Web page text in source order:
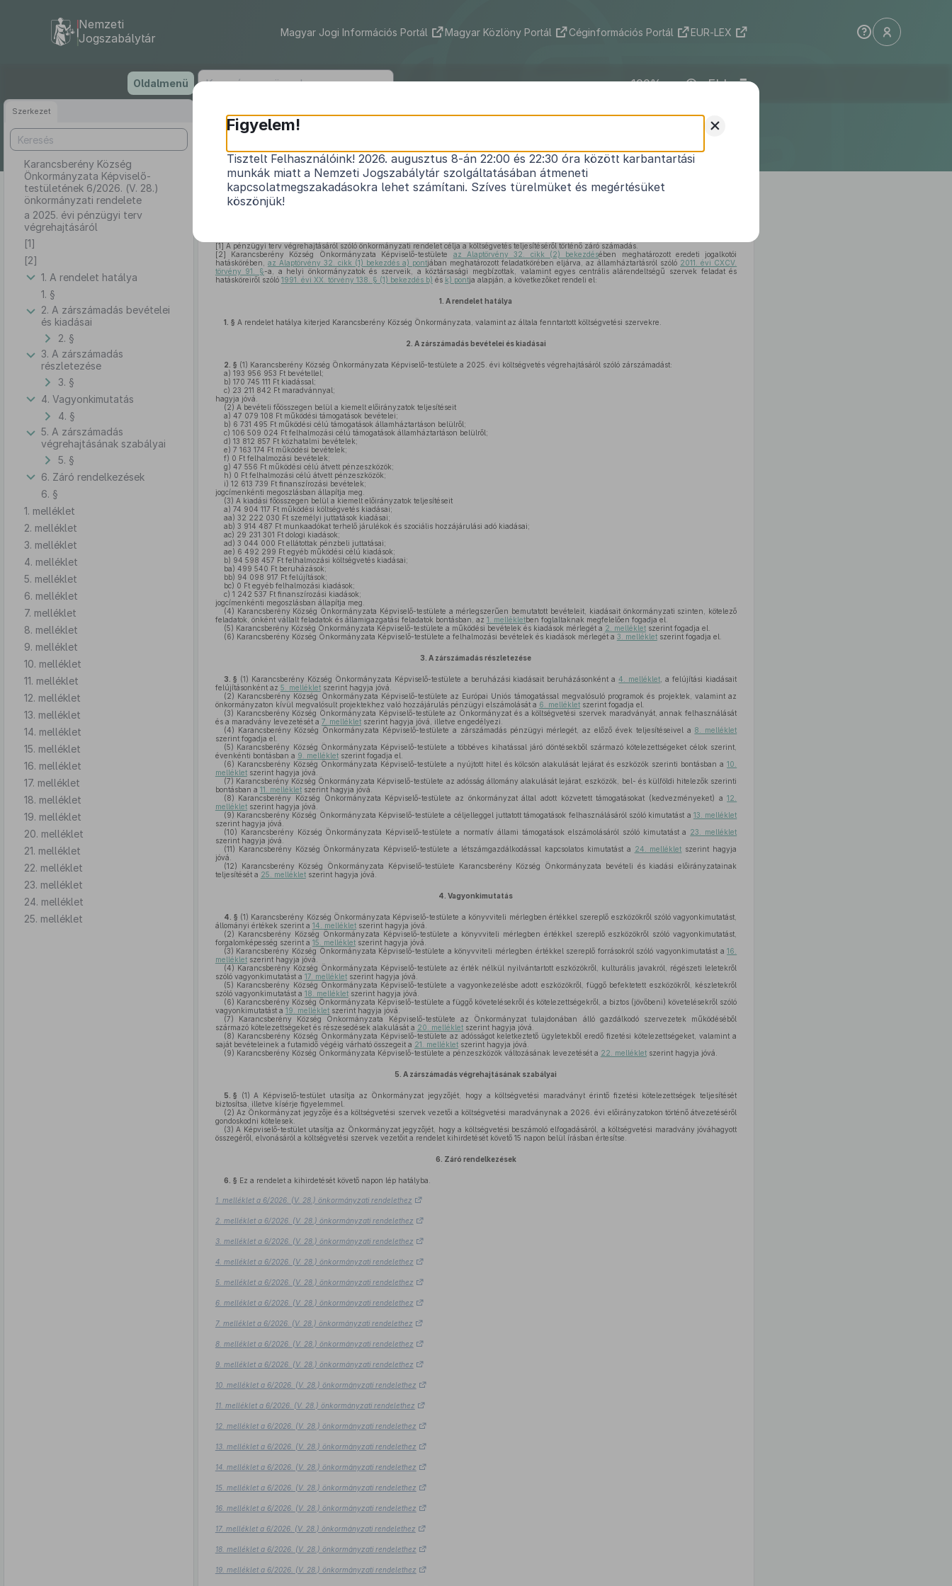
tartalomra
Nemzeti
Jogszabálytár
Magyar Jogi Információs Portál Magyar Közlöny Portál Céginformációs Portál EUR-LEX
Oldalmenü ELI
Szerkezet
Karancsberény Község
Önkormányzata Képviselő-
testületének 6/2026. (V. 28.)
önkormányzati rendelete
a 2025. évi pénzügyi terv
végrehajtásáról
[1]
[2]
1. A rendelet hatálya
1. §
2. A zárszámadás bevételei
és kiadásai
2. §
3. A zárszámadás
részletezése
3. §
4. Vagyonkimutatás
4. §
5. A zárszámadás
végrehajtásának szabályai
5. §
6. Záró rendelkezések
6. §
1. melléklet
2. melléklet
3. melléklet
4. melléklet
5. melléklet
6. melléklet
7. melléklet
8. melléklet
9. melléklet
10. melléklet
11. melléklet
12. melléklet
13. melléklet
14. melléklet
15. melléklet
16. melléklet
17. melléklet
18. melléklet
19. melléklet
20. melléklet
21. melléklet
22. melléklet
23. melléklet
24. melléklet
25. melléklet
Karancsberény Község Önkormányzata Képviselő-
testületének 6/2026. (V. 28.) önkormányzati rendelete
a 2025. évi pénzügyi terv végrehajtásáról
[1] A pénzügyi terv végrehajtásáról szóló önkormányzati rendelet célja a költségvetés teljesítéséről történő záró számadás.
[2] Karancsberény Község Önkormányzata Képviselő-testülete az Alaptörvény 32. cikk (2) bekezdésében meghatározott eredeti jogalkotói
hatáskörében, az Alaptörvény 32. cikk (1) bekezdés a) pontjában meghatározott feladatkörében eljárva, az államháztartásról szóló 2011. évi CXCV.
törvény 91. §-a, a helyi önkormányzatok és szerveik, a köztársasági megbízottak, valamint egyes centrális alárendeltségű szervek feladat és
hatásköreiről szóló 1991. évi XX. törvény 138. § (1) bekezdés b) és k) pontja alapján, a következőket rendeli el:
1. A rendelet hatálya
1. § A rendelet hatálya kiterjed Karancsberény Község Önkormányzata, valamint az általa fenntartott költségvetési szervekre.
2. A zárszámadás bevételei és kiadásai
2. § (1) Karancsberény Község Önkormányzata Képviselő-testülete a 2025. évi költségvetés végrehajtásáról szóló zárszámadást:
a) 193 956 953 Ft bevétellel;
b) 170 745 111 Ft kiadással;
c) 23 211 842 Ft maradvánnyal;
hagyja jóvá.
(2) A bevételi főösszegen belül a kiemelt előirányzatok teljesítéseit
a) 47 079 108 Ft működési támogatások bevételei;
b) 6 731 495 Ft működési célú támogatások államháztartáson belülről;
c) 106 509 024 Ft felhalmozási célú támogatások államháztartáson belülről;
d) 13 812 857 Ft közhatalmi bevételek;
e) 7 163 174 Ft működési bevételek;
f) 0 Ft felhalmozási bevételek;
g) 47 556 Ft működési célú átvett pénzeszközök;
h) 0 Ft felhalmozási célú átvett pénzeszközök;
i) 12 613 739 Ft finanszírozási bevételek;
jogcímenkénti megoszlásban állapítja meg.
(3) A kiadási főösszegen belül a kiemelt előirányzatok teljesítéseit
a) 74 904 117 Ft működési költségvetés kiadásai;
aa) 32 222 030 Ft személyi juttatások kiadásai;
ab) 3 914 487 Ft munkaadókat terhelő járulékok és szociális hozzájárulási adó kiadásai;
ac) 29 231 301 Ft dologi kiadások;
ad) 3 044 000 Ft ellátottak pénzbeli juttatásai;
ae) 6 492 299 Ft egyéb működési célú kiadások;
b) 94 598 457 Ft felhalmozási költségvetés kiadásai;
ba) 499 540 Ft beruházások;
bb) 94 098 917 Ft felújítások;
bc) 0 Ft egyéb felhalmozási kiadások;
c) 1 242 537 Ft finanszírozási kiadások;
jogcímenkénti megoszlásban állapítja meg.
(4) Karancsberény Község Önkormányzata Képviselő-testülete a mérlegszerűen bemutatott bevételeit, kiadásait önkormányzati szinten, kötelező
feladatok, önként vállalt feladatok és államigazgatási feladatok bontásban, az 1. mellékletben foglaltaknak megfelelően fogadja el.
(5) Karancsberény Község Önkormányzata Képviselő-testülete a működési bevételek és kiadások mérlegét a 2. mellékletszerint fogadja el.
(6) Karancsberény Község Önkormányzata Képviselő-testülete a felhalmozási bevételek és kiadások mérlegét a 3. mellékletszerint fogadja el.
3. A zárszámadás részletezése
3. § (1) Karancsberény Község Önkormányzata Képviselő-testülete a beruházási kiadásait beruházásonként a4. melléklet , a felújítási kiadásait
felújításonként az 5. mellékletszerint hagyja jóvá.
(2) Karancsberény Község Önkormányzata Képviselő-testülete az Európai Uniós támogatással megvalósuló programok és projektek, valamint az
önkormányzaton kívül megvalósult projektekhez való hozzájárulás pénzügyi elszámolását a 6. mellékletszerint fogadja el.
(3) Karancsberény Község Önkormányzata Képviselő-testülete az Önkormányzat és a költségvetési szervek maradványát, annak felhasználását
és a maradvány levezetését a 7. mellékletszerint hagyja jóvá, illetve engedélyezi.
(4) Karancsberény Község Önkormányzata Képviselő-testülete a zárszámadás pénzügyi mérlegét, az előző évek teljesítéseivel a 8. melléklet
szerint fogadja el.
(5) Karancsberény Község Önkormányzata Képviselő-testülete a többéves kihatással járó döntésekből származó kötelezettségeket célok szerint,
évenkénti bontásban a 9. mellékletszerint fogadja el.
(6) Karancsberény Község Önkormányzata Képviselő-testülete a nyújtott hitel és kölcsön alakulását lejárat és eszközök szerinti bontásban a10.
mellékletszerint hagyja jóvá.
(7) Karancsberény Község Önkormányzata Képviselő-testülete az adósság állomány alakulását lejárat, eszközök, bel- és külföldi hitelezők szerinti
bontásban a 11. mellékletszerint hagyja jóvá.
(8) Karancsberény Község Önkormányzata Képviselő-testülete az önkormányzat által adott közvetett támogatásokat (kedvezményeket) a12.
mellékletszerint hagyja jóvá.
(9) Karancsberény Község Önkormányzata Képviselő-testülete a céljelleggel juttatott támogatások felhasználásáról szóló kimutatást a 13. melléklet
szerint hagyja jóvá.
(10) Karancsberény Község Önkormányzata Képviselő-testülete a normatív állami támogatások elszámolásáról szóló kimutatást a 23. melléklet
szerint hagyja jóvá.
(11) Karancsberény Község Önkormányzata Képviselő-testülete a létszámgazdálkodással kapcsolatos kimutatást a 24. melléklet szerint hagyja
jóvá.
(12) Karancsberény Község Önkormányzata Képviselő-testülete Karancsberény Község Önkormányzata bevételi és kiadási előirányzatainak
teljesítését a 25. mellékletszerint hagyja jóvá.
4. Vagyonkimutatás
4. § (1) Karancsberény Község Önkormányzata Képviselő-testülete a könyvviteli mérlegben értékkel szereplő eszközökről szóló vagyonkimutatást,
állományi értékek szerint a 14. mellékletszerint hagyja jóvá.
(2) Karancsberény Község Önkormányzata Képviselő-testülete a könyvviteli mérlegben értékkel szereplő eszközökről szóló vagyonkimutatást,
forgalomképesség szerint a 15. mellékletszerint hagyja jóvá.
(3) Karancsberény Község Önkormányzata Képviselő-testülete a könyvviteli mérlegben értékkel szereplő forrásokról szóló vagyonkimutatást a16.
mellékletszerint hagyja jóvá.
(4) Karancsberény Község Önkormányzata Képviselő-testülete az érték nélkül nyilvántartott eszközökről, kulturális javakról, régészeti leletekről
szóló vagyonkimutatást a 17. mellékletszerint hagyja jóvá.
(5) Karancsberény Község Önkormányzata Képviselő-testülete a vagyonkezelésbe adott eszközökről, függő befektetett eszközökről, készletekről
szóló vagyonkimutatást a 18. mellékletszerint hagyja jóvá.
(6) Karancsberény Község Önkormányzata Képviselő-testülete a függő követelésekről és kötelezettségekről, a biztos (jövőbeni) követelésekről szóló
vagyonkimutatást a 19. mellékletszerint hagyja jóvá.
(7) Karancsberény Község Önkormányzata Képviselő-testülete az Önkormányzat tulajdonában álló gazdálkodó szervezetek működéséből
származó kötelezettségeket és részesedések alakulását a 20. mellékletszerint hagyja jóvá.
(8) Karancsberény Község Önkormányzata Képviselő-testülete az adósságot keletkeztető ügyletekből eredő fizetési kötelezettségeket, valamint a
saját bevételeinek a futamidő végéig várható összegeit a 21. mellékletszerint hagyja jóvá.
(9) Karancsberény Község Önkormányzata Képviselő-testülete a pénzeszközök változásának levezetését a 22. mellékletszerint hagyja jóvá.
5. A zárszámadás végrehajtásának szabályai
5. § (1) A Képviselő-testület utasítja az Önkormányzat jegyzőjét, hogy a költségvetési maradványt érintő fizetési kötelezettségek teljesítését
biztosítsa, illetve kísérje figyelemmel.
(2) Az Önkormányzat jegyzője és a költségvetési szervek vezetői a költségvetési maradványnak a 2026. évi előirányzatokon történő átvezetéséről
gondoskodni kötelesek.
(3) A Képviselő-testület utasítja az Önkormányzat jegyzőjét, hogy a költségvetési beszámoló elfogadásáról, a költségvetési maradvány jóváhagyott
összegéről, elvonásáról a költségvetési szervek vezetőit a rendelet kihirdetését követő 15 napon belül írásban értesítse.
6. Záró rendelkezések
6. § Ez a rendelet a kihirdetését követő napon lép hatályba.
1. melléklet a 6/2026. (V. 28.) önkormányzati rendelethez
2. melléklet a 6/2026. (V. 28.) önkormányzati rendelethez
3. melléklet a 6/2026. (V. 28.) önkormányzati rendelethez
4. melléklet a 6/2026. (V. 28.) önkormányzati rendelethez
5. melléklet a 6/2026. (V. 28.) önkormányzati rendelethez
6. melléklet a 6/2026. (V. 28.) önkormányzati rendelethez
7. melléklet a 6/2026. (V. 28.) önkormányzati rendelethez
8. melléklet a 6/2026. (V. 28.) önkormányzati rendelethez
9. melléklet a 6/2026. (V. 28.) önkormányzati rendelethez
10. melléklet a 6/2026. (V. 28.) önkormányzati rendelethez
11. melléklet a 6/2026. (V. 28.) önkormányzati rendelethez
12. melléklet a 6/2026. (V. 28.) önkormányzati rendelethez
13. melléklet a 6/2026. (V. 28.) önkormányzati rendelethez
14. melléklet a 6/2026. (V. 28.) önkormányzati rendelethez
15. melléklet a 6/2026. (V. 28.) önkormányzati rendelethez
16. melléklet a 6/2026. (V. 28.) önkormányzati rendelethez
17. melléklet a 6/2026. (V. 28.) önkormányzati rendelethez
18. melléklet a 6/2026. (V. 28.) önkormányzati rendelethez
19. melléklet a 6/2026. (V. 28.) önkormányzati rendelethez
+
Figyelem!
Tisztelt Felhasználóink! 2026. augusztus 8-án 22:00 és 22:30 óra között karbantartási
munkák miatt a Nemzeti Jogszabálytár szolgáltatásában átmeneti
kapcsolatmegszakadásokra lehet számítani. Szíves türelmüket és megértésüket
köszönjük!